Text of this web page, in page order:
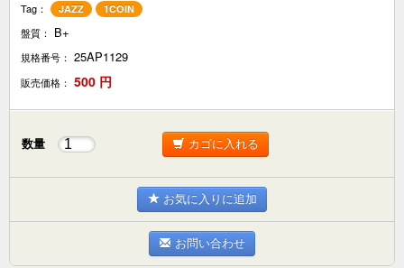
Tag： JAZZ 1COIN
盤質： B+
規格番号： 25AP1129
販売価格： 500 円
数量 カゴに入れる
お気に入りに追加
お問い合わせ